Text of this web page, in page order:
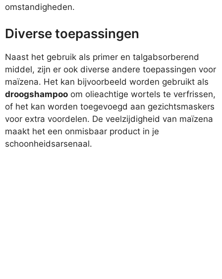
omstandigheden.
Diverse toepassingen
Naast het gebruik als primer en talgabsorberend
middel, zijn er ook diverse andere toepassingen voor
maïzena. Het kan bijvoorbeeld worden gebruikt als
droogshampoo om olieachtige wortels te verfrissen,
of het kan worden toegevoegd aan gezichtsmaskers
voor extra voordelen. De veelzijdigheid van maïzena
maakt het een onmisbaar product in je
schoonheidsarsenaal.